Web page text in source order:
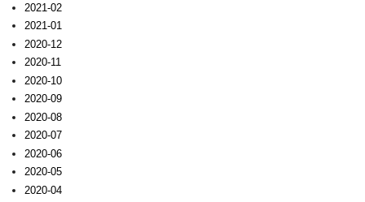
2021-02
2021-01
2020-12
2020-11
2020-10
2020-09
2020-08
2020-07
2020-06
2020-05
2020-04